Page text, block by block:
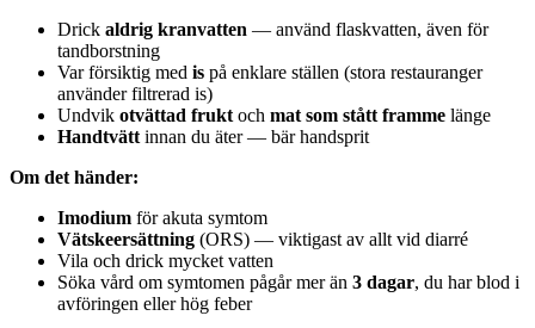
Drick aldrig kranvatten — använd flaskvatten, även för
tandborstning
Var försiktig med is på enklare ställen (stora restauranger
använder filtrerad is)
Undvik otvättad frukt och mat som stått framme länge
Handtvätt innan du äter — bär handsprit
Om det händer:
Imodium för akuta symtom
Vätskeersättning (ORS) — viktigast av allt vid diarré
Vila och drick mycket vatten
Söka vård om symtomen pågår mer än 3 dagar, du har blod i
avföringen eller hög feber